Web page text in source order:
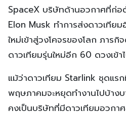
SpaceX บริษัทด้านอวกาศที่ก่อ
Elon Musk ทำการส่งดาวเทีย
ใหม่เข้าสู่วงโคจรของโลก ภาร
ดาวเทียมรุ่นใหม่อีก 60 ดวงเข้า
แม้ว่าดาวเทียม Starlink ชุดแร
พฤษภาคมจะหยุดทำงานไปบ้าง
คงเป็นบริษัทที่มีดาวเทียมอวกา